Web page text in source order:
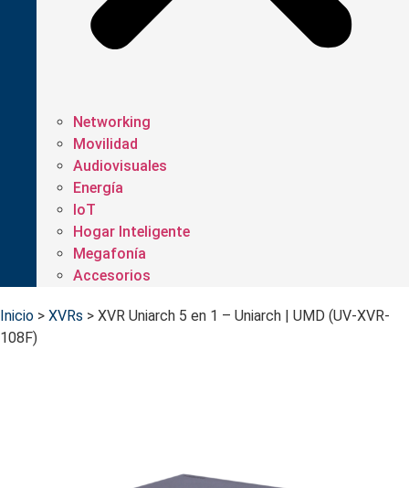
Networking
Movilidad
Audiovisuales
Energía
IoT
Hogar Inteligente
Megafonía
Accesorios
Inicio > XVRs > XVR Uniarch 5 en 1 – Uniarch | UMD (UV-XVR-
108F)